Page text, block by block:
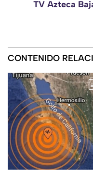
TV Azteca
CONTENIDO